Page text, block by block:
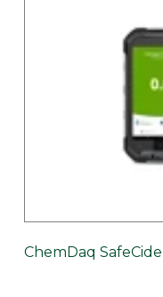
ChemDaq